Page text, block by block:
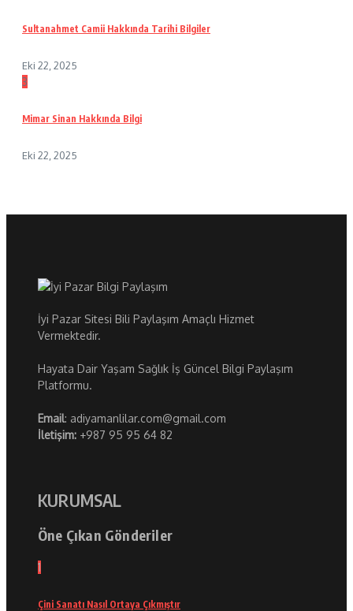
Sultanahmet Camii Hakkında Tarihi Bilgiler
Eki 22, 2025
3
Mimar Sinan Hakkında Bilgi
Eki 22, 2025
İyi Pazar Sitesi Bili Paylaşım Amaçlı Hizmet
Vermektedir.
Hayata Dair Yaşam Sağlık İş Güncel Bilgi Paylaşım
Platformu.
Email: adiyamanlilar.com@gmail.com
İletişim: +987 95 95 64 82
KURUMSAL
Öne Çıkan Gönderiler
1
Çini Sanatı Nasıl Ortaya Çıkmıştır